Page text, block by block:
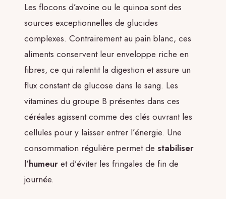
Les flocons d’avoine ou le quinoa sont des
sources exceptionnelles de glucides
complexes. Contrairement au pain blanc, ces
aliments conservent leur enveloppe riche en
fibres, ce qui ralentit la digestion et assure un
flux constant de glucose dans le sang. Les
vitamines du groupe B présentes dans ces
céréales agissent comme des clés ouvrant les
cellules pour y laisser entrer l’énergie. Une
consommation régulière permet de stabiliser
l’humeur et d’éviter les fringales de fin de
journée.